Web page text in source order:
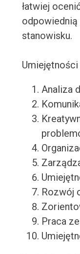
łatwiej
odpowiednią
stanowisku.
Analiza
Rozwój
Praca